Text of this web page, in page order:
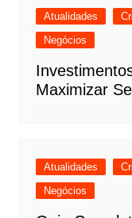
Atualidades
Negócios
Maximizar
Atualidades
Negócios